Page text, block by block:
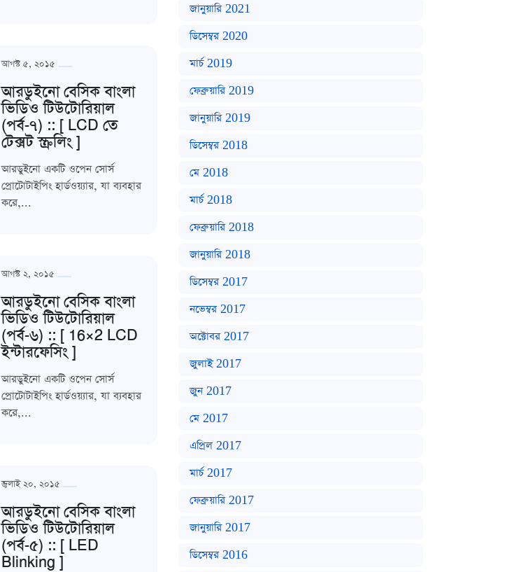
আগস্ট ৫, ২০১৫
আরডুইনো বেসিক বাংলা
ভিডিও টিউটোরিয়াল
(পর্ব-৭) :: [ LCD তে
টেক্সট স্ক্রলিং ]
আরডুইনো একটি ওপেন সোর্স
প্রোটোটাইপিং হার্ডওয়্যার, যা ব্যবহার
করে,...
আগস্ট ২, ২০১৫
আরডুইনো বেসিক বাংলা
ভিডিও টিউটোরিয়াল
(পর্ব-৬) :: [ 16×2 LCD
ইন্টারফেসিং ]
আরডুইনো একটি ওপেন সোর্স
প্রোটোটাইপিং হার্ডওয়্যার, যা ব্যবহার
করে,...
জুলাই ২০, ২০১৫
আরডুইনো বেসিক বাংলা
ভিডিও টিউটোরিয়াল
(পর্ব-৫) :: [ LED
Blinking ]
জানুয়ারি 2021
ডিসেম্বর 2020
মার্চ 2019
ফেব্রুয়ারি 2019
জানুয়ারি 2019
ডিসেম্বর 2018
মে 2018
মার্চ 2018
ফেব্রুয়ারি 2018
জানুয়ারি 2018
ডিসেম্বর 2017
নভেম্বর 2017
অক্টোবর 2017
জুলাই 2017
জুন 2017
মে 2017
এপ্রিল 2017
মার্চ 2017
ফেব্রুয়ারি 2017
জানুয়ারি 2017
ডিসেম্বর 2016